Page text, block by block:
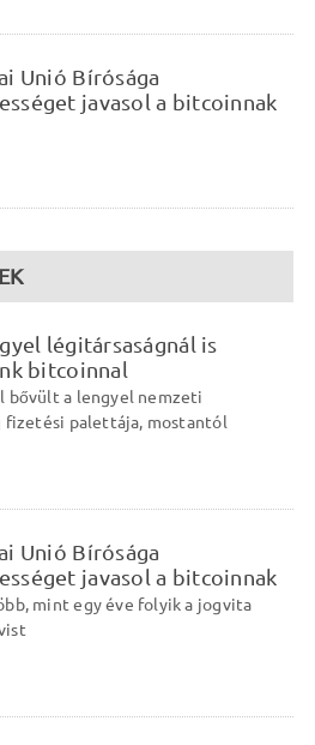
Unió Bírósága
javasol a bitcoinnak
légitársaságnál is
bitcoinnal
bővült a lengyel nemzeti
fizetési palettája, mostantól
Unió Bírósága
javasol a bitcoinnak
mint egy éve folyik a jogvita